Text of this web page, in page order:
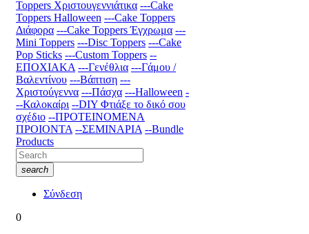
Toppers Χριστουγεννιάτικα ---Cake
Toppers Halloween ---Cake Toppers
Διάφορα ---Cake Toppers Έγχρωμα ---
Mini Toppers ---Disc Toppers ---Cake
Pop Sticks ---Custom Toppers --
ΕΠΟΧΙΑΚΑ ---Γενέθλια ---Γάμου /
Βαλεντίνου ---Βάπτιση ---
Χριστούγεννα ---Πάσχα ---Halloween -
--Καλοκαίρι --DIY Φτιάξε το δικό σου
σχέδιο --ΠΡΟΤΕΙΝΟΜΕΝΑ
ΠΡΟΙΟΝΤΑ --ΣΕΜΙΝΑΡΙΑ --Bundle
Products
search
Σύνδεση
0